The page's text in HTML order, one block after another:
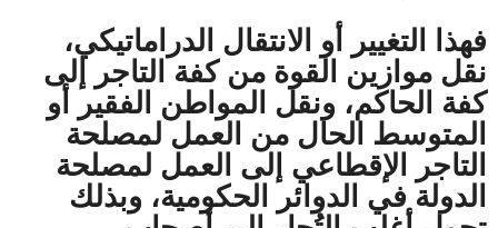
فهذا التغيير أو الانتقال الدراماتيكي،
نقل موازين القوة من كفة التاجر إلى
كفة الحاكم، ونقل المواطن الفقير أو
المتوسط الحال من العمل لمصلحة
التاجر الإقطاعي إلى العمل لمصلحة
الدولة في الدوائر الحكومية، وبذلك